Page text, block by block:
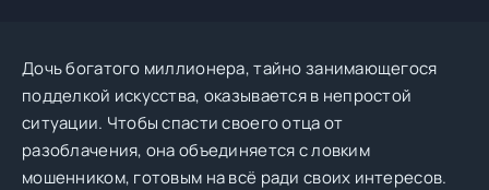
Дочь богатого миллионера, тайно занимающегося
подделкой искусства, оказывается в непростой
ситуации. Чтобы спасти своего отца от
разоблачения, она объединяется с ловким
мошенником, готовым на всё ради своих интересов.